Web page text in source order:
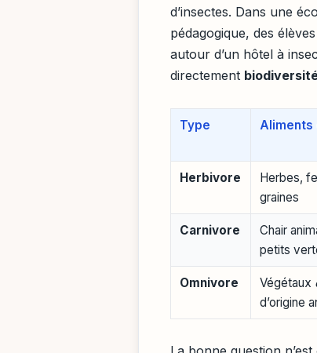
d’insectes. Dans une
pédagogique, des
autour d’un hôtel à
directement
Type Aliments
Herbivore
Herbes,
graines
Carnivore
Chair
petits
Omnivore Végétaux
d’origine